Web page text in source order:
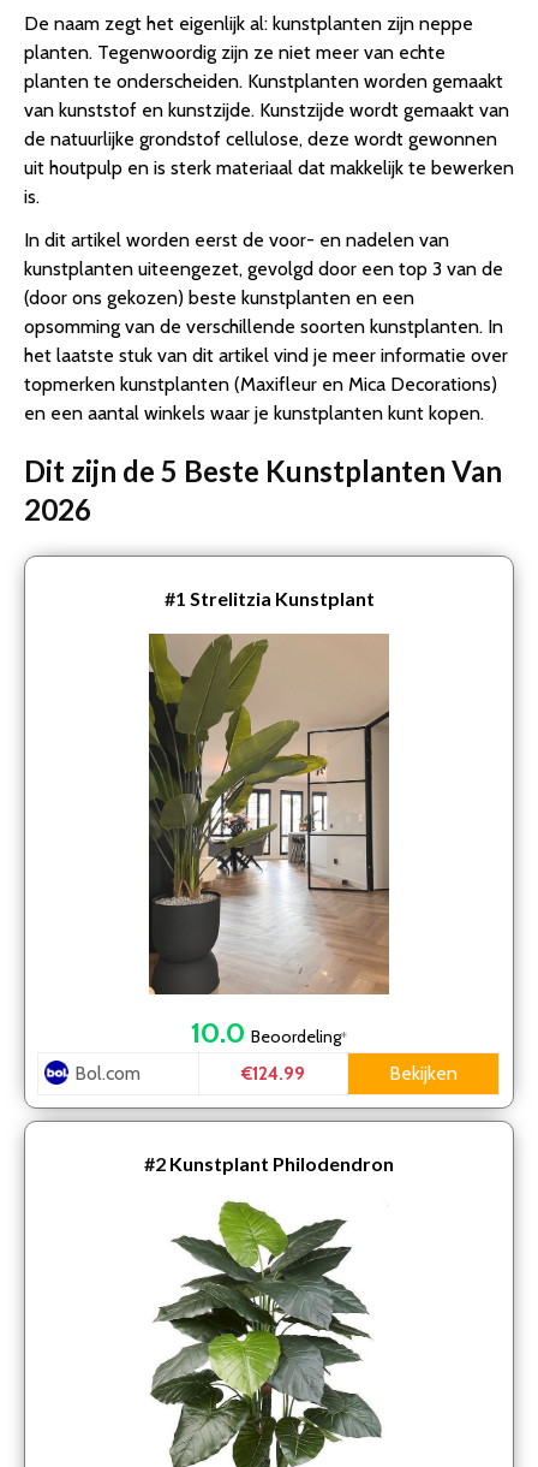
De naam zegt het eigenlijk al: kunstplanten zijn neppe
planten. Tegenwoordig zijn ze niet meer van echte
planten te onderscheiden. Kunstplanten worden gemaakt
van kunststof en kunstzijde. Kunstzijde wordt gemaakt van
de natuurlijke grondstof cellulose, deze wordt gewonnen
uit houtpulp en is sterk materiaal dat makkelijk te bewerken
is.
In dit artikel worden eerst de voor- en nadelen van
kunstplanten uiteengezet, gevolgd door een top 3 van de
(door ons gekozen) beste kunstplanten en een
opsomming van de verschillende soorten kunstplanten. In
het laatste stuk van dit artikel vind je meer informatie over
topmerken kunstplanten (Maxifleur en Mica Decorations)
en een aantal winkels waar je kunstplanten kunt kopen.
Dit zijn de 5 Beste Kunstplanten Van
2026
#1 Strelitzia Kunstplant
10.0 Beoordeling*
Bol.com €124.99 Bekijken
#2 Kunstplant Philodendron